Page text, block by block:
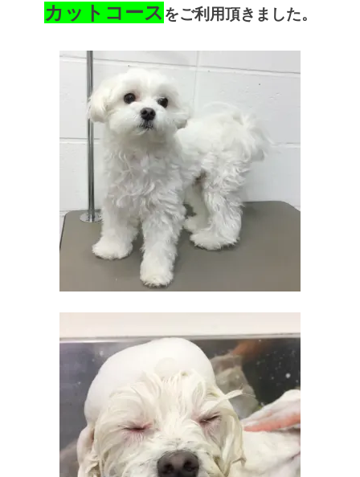
カットコース をご利用頂きました。